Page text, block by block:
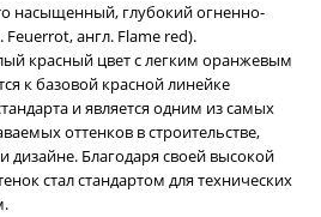
насыщенный, глубокий огненно-
англ. Flame red).
красный цвет с легким оранжевым
к базовой красной линейке
и является одним из самых
оттенков в строительстве,
Благодаря своей высокой
стал стандартом для технических